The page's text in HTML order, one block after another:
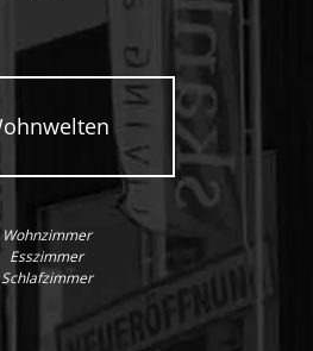
Wohnzimmer
Esszimmer
Schlafzimmer